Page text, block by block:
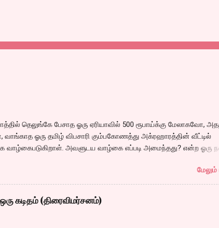
தெலுங்கே பேசாத ஓரு ஏரியாவில் 500 ரூபாய்க்கு மேலாகவோ,
ஓரு தமிழ் விபசாரி கும்பகோணத்து அக்ரஹாரத்தின் வீட்டில்
வாழ்கைபடுகிறாள். அவளுடய வாழ்கை எப்படி அமைந்தது? என்ற ஓரு
நம்பமுடியாத திரைக்கதையால் சொதப்பி,சங்கீதாவை ஏதோ ரஜினியை போல
பில்டப் செய்வதும், அவரும் அதற்கு ஏற்றார் போல் ரஜினி பாஷா போல
செய்வதும் கொஞ்சம் அல்ல ரொம்பவே ஓவர். ஓரு ஆச்சாரமான
தன்னை இழக்கிறான் என்பதற்கே சரியான காட்சியமைப்புகள்
மேலும்
கடிதம் (திரைவிமர்சனம்)